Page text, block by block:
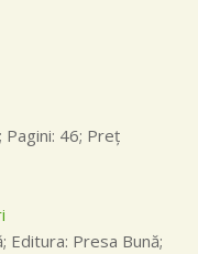
Pagini: 46; Preţ
Editura: Presa Bună;